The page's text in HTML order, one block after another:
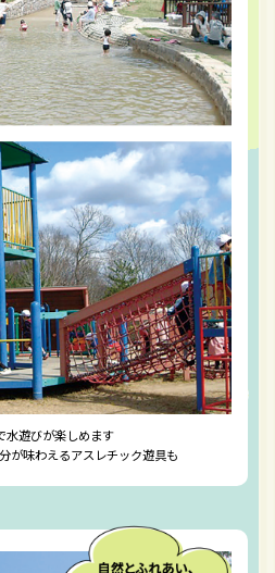
水遊びが楽しめます
が味わえるアスレチック遊具も